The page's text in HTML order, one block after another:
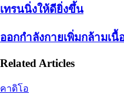
เทรนนิ่งให้ดียิ่งขึ้น
ออกกำลังกายเพิ่มกล้ามเ
Related Articles
คาดิโอ